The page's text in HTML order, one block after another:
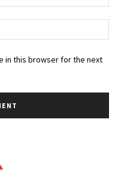
in this browser for the next